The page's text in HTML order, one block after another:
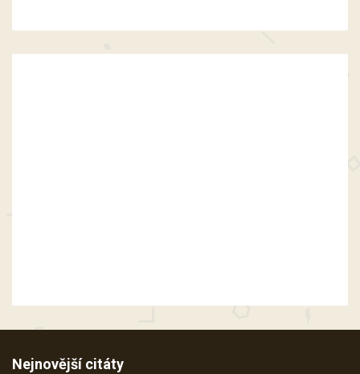
Nejnovější citáty